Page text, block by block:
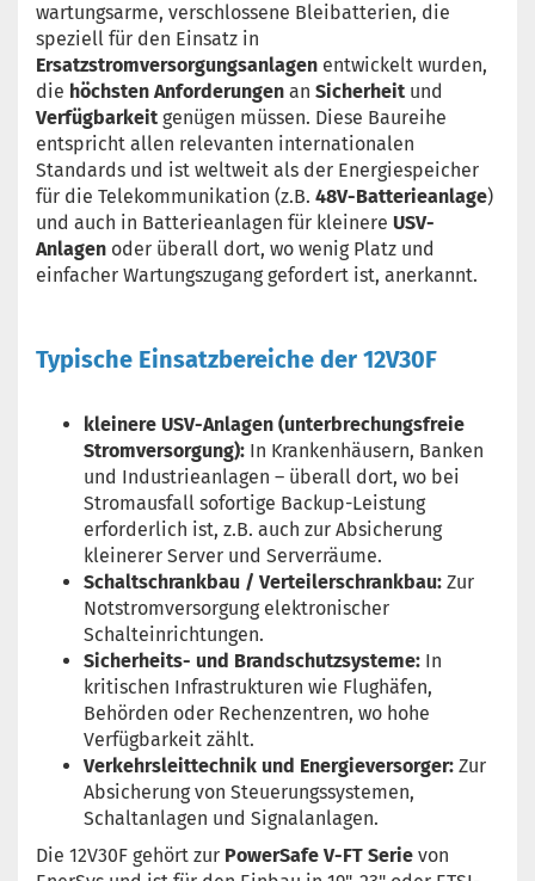
wartungsarme, verschlossene Bleibatterien, die
speziell für den Einsatz in
Ersatzstromversorgungsanlagen entwickelt wurden,
die höchsten Anforderungen an Sicherheit und
Verfügbarkeit genügen müssen. Diese Baureihe
entspricht allen relevanten internationalen
Standards und ist weltweit als der Energiespeicher
für die Telekommunikation (z.B. 48V-Batterieanlage)
und auch in Batterieanlagen für kleinere USV-
Anlagen oder überall dort, wo wenig Platz und
einfacher Wartungszugang gefordert ist, anerkannt.
Typische Einsatzbereiche der 12V30F
kleinere USV-Anlagen (unterbrechungsfreie
Stromversorgung): In Krankenhäusern, Banken
und Industrieanlagen – überall dort, wo bei
Stromausfall sofortige Backup-Leistung
erforderlich ist, z.B. auch zur Absicherung
kleinerer Server und Serverräume.
Schaltschrankbau / Verteilerschrankbau: Zur
Notstromversorgung elektronischer
Schalteinrichtungen.
Sicherheits- und Brandschutzsysteme: In
kritischen Infrastrukturen wie Flughäfen,
Behörden oder Rechenzentren, wo hohe
Verfügbarkeit zählt.
Verkehrsleittechnik und Energieversorger: Zur
Absicherung von Steuerungssystemen,
Schaltanlagen und Signalanlagen.
Die 12V30F gehört zur PowerSafe V-FT Serie von